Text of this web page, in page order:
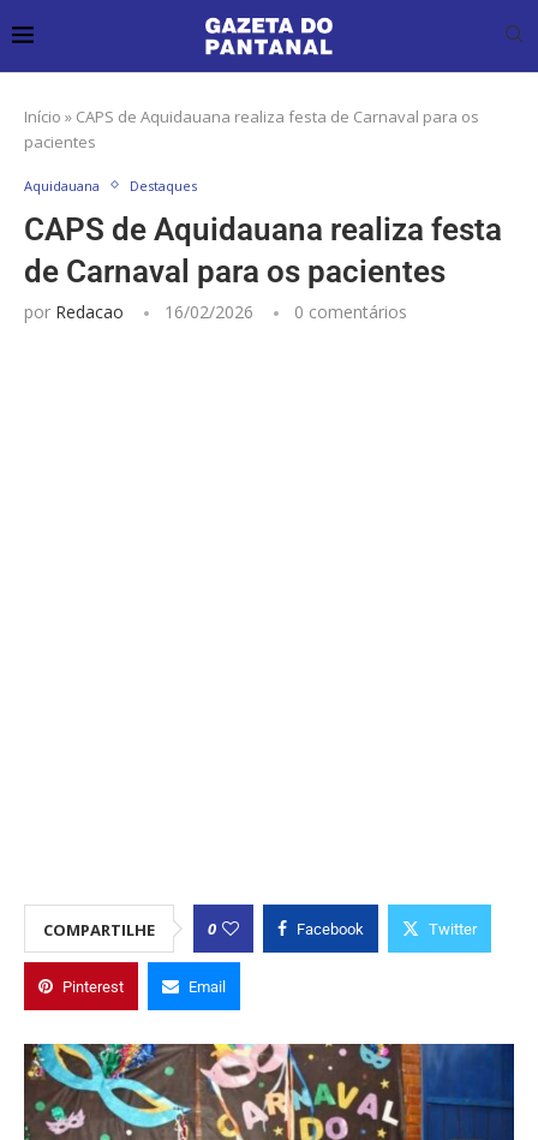
Início » CAPS de Aquidauana realiza festa de Carnaval para os
pacientes
Aquidauana Destaques
CAPS de Aquidauana realiza festa
de Carnaval para os pacientes
por Redacao 16/02/2026 0 comentários
COMPARTILHE 0 Facebook Twitter
Pinterest Email